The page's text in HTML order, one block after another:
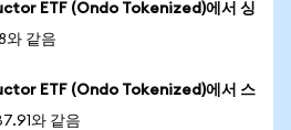
ETF (Ondo Tokenized)에서 싱
와 같음
ETF (Ondo Tokenized)에서 스
와 같음